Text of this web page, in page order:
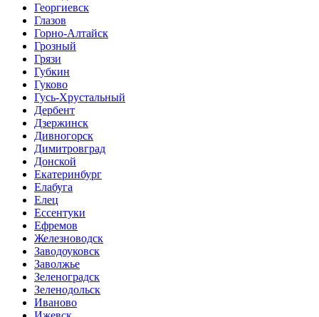
Георгиевск
Глазов
Горно-Алтайск
Грозный
Грязи
Губкин
Гуково
Гусь-Хрустальный
Дербент
Дзержинск
Дивногорск
Димитровград
Донской
Екатеринбург
Елабуга
Елец
Ессентуки
Ефремов
Железноводск
Заводоуковск
Заволжье
Зеленоградск
Зеленодольск
Иваново